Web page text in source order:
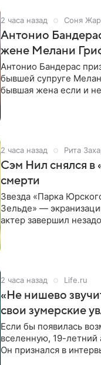
2 часа назад Соня
Антонио
жене Мелани
Антонио Бандерас
бывшей супруге
бывшая жена если и
2 часа назад Рита
Сэм Нил снялся в
смерти
Звезда «Парка
Зельде» —
актер завершил
2 часа назад Life.ru
«Не нишево
свои зумерские
Если бы появилась
вселенную, 19-
Он признался в